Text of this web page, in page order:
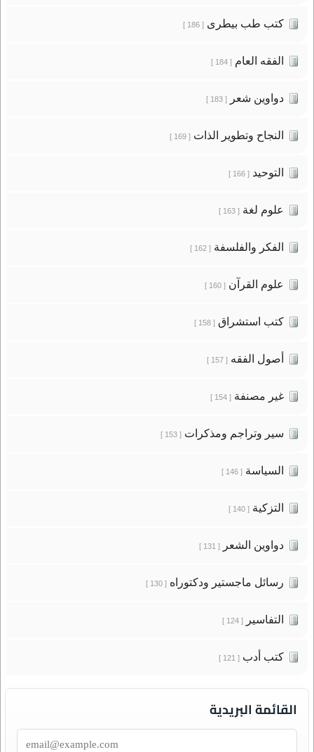
كتب طب بيطرى[ 186 ]
الفقه العام[ 184 ]
دواوين شعر[ 183 ]
النجاح وتطوير الذات[ 169 ]
التوحيد[ 166 ]
علوم لغة[ 163 ]
الفكر والفلسفة[ 162 ]
علوم القرآن[ 160 ]
كتب استشراق[ 158 ]
أصول الفقه[ 157 ]
غير مصنفة[ 154 ]
سير وتراجم ومذكرات[ 153 ]
السياسة[ 146 ]
التزكية[ 140 ]
دواوين الشعر[ 131 ]
رسائل ماجستير ودكتوراه[ 130 ]
التفاسير[ 124 ]
كتب أدب[ 121 ]
القائمة البريدية